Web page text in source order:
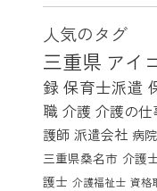
人気のタグ
三重県 アイ
録 保育士派遣
職 介護 介護の仕
護師 派遣会社 病
三重県桑名市 介護
護士 介護福祉士 資格